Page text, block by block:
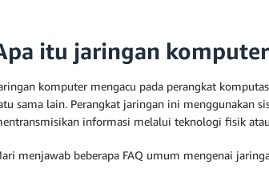
itu jaringan
komputer mengacu pada perangkat
sama lain. Perangkat jaringan ini menggunakan
informasi melalui teknologi fisik
menjawab beberapa FAQ umum mengenai